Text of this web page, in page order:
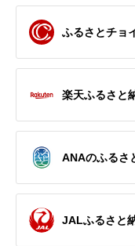
ふるさとチョ
楽天ふるさと
ANAのふるさ
JALふるさと